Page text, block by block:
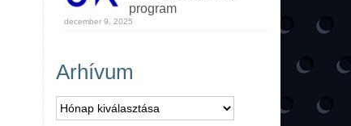
program
december 9, 2025
Arhívum
Arhívum